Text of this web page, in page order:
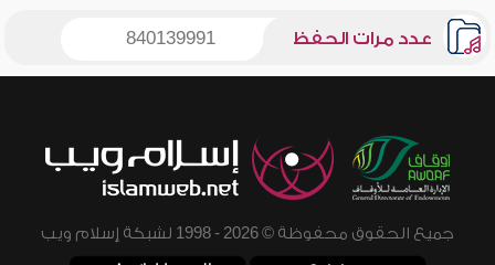
عدد مرات الحفظ 840139991
جميع الحقوق محفوظة © 2026 - 1998 لشبكة إسلام ويب